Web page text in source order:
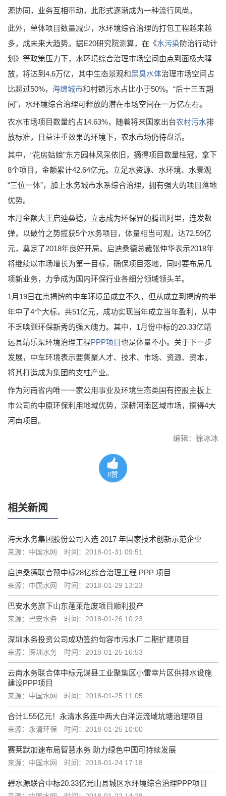
源协同，业务互相带动，此形式逐渐成为一种流行风尚。
此外，单体项目数量减少，水环境综合治理的打包工程越来越
多，成未来大趋势。据E20研究院测算，在《水污染防治行动计
划》等政策压力下，水环境综合治理市场空间由点到面极大释
放，将达到4.6万亿，其中生态景观和黑臭水体治理市场空间占
比超过50%， 海绵城市和村镇污水占比小于50%。“后十三五期
间”，水环境综合治理可释放的潜在市场空间在一万亿左右。
农水市场项目数量约占14.63%，随着将来国家出台农村污水排
放标准，日益注重效果的环境下，农水市场仍待盘活。
其中，“花房姑娘”东方园林风采依旧，摘得项目数量桂冠，拿下
8个项目，金额累计42.64亿元。立足水资源、水环境、水景观
“三位一体”，加上水务城市水系综合治理，拥有强大的项目落地
优势。
本月金额大王启迪桑德，立志成为环保界的腾讯阿里，连发数
弹，以破竹之势揽获5个水务项目，体量相当可观，达72.59亿
元，奠定了2018年良好开局。启迪桑德总裁张仲华表示2018年
将继续以市场增长为第一目标，确保项目落地，同时要布局几
项新业务，力争成为国内环保行业各细分领域领头羊。
1月19日在京揭牌的中车环境虽成立不久，但从成立到揭牌的半
年中了4个大标，共51亿元，成功实现当年成立当年盈利，从中
不乏嗅到环保新秀的强大魄力。其中，1月份中标的20.33亿靖
远县靖乐渠环境治理工程PPP项目也是体量不小。关于下一步
发展，中车环境表示要集聚人才、技术、市场、资源、资本，
将其打造成为集团的支柱产业。
作为河南省内唯一一家公用事业及环境生态类国有控股主板上
市公司的中原环保利用地域优势，深耕河南区域市场，摘得4大
河南项目。
编辑：徐冰冰
8赞
相关新闻
海天水务集团股份公司入选 2017 年国家技术创新示范企业
来源：中国水网 时间：2018-01-31 09:51
启迪桑德联合预中标28亿综合治理工程 PPP 项目
来源：中国水网 时间：2018-01-29 13:23
巴安水务旗下山东蓬莱危废项目顺利投产
来源：巴安水务 时间：2018-01-26 10:23
深圳水务投资公司成功签约句容市污水厂二期扩建项目
来源：深圳水务 时间：2018-01-25 16:53
云南水务联合体中标元谋县工业聚集区小雷宰片区供排水设施
建设PPP项目
来源：中国水网 时间：2018-01-25 11:05
合计1.55亿元！永清水务连中两大白洋淀流域坑塘治理项目
来源：永清环保 时间：2018-01-25 10:00
赛莱默加速布局智慧水务 助力绿色中国可持续发展
来源：中国水网 时间：2018-01-24 17:18
碧水源联合中标20.33亿光山县城区水环境综合治理PPP项目